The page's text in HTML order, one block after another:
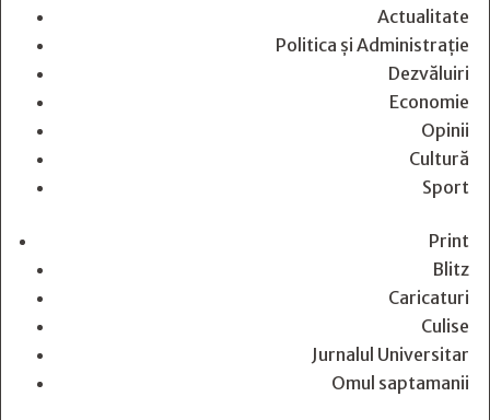
Actualitate
Politica și Administrație
Dezvăluiri
Economie
Opinii
Cultură
Sport
Print
Blitz
Caricaturi
Culise
Jurnalul Universitar
Omul saptamanii